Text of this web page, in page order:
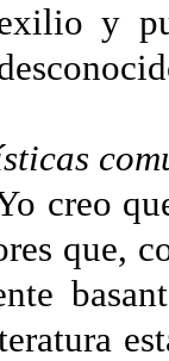
y
creo
que,